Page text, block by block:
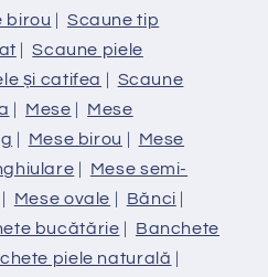
birou | Scaune tip
|Scaune piele
și catifea | Scaune
| Mese | Mese
| Mese birou | Mese
| Mese semi-
| Mese ovale | Bănci |
bucătărie | Banchete
piele naturală |